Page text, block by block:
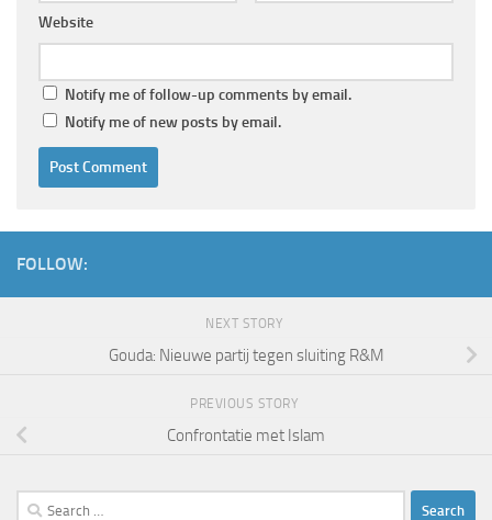
Website
Notify me of follow-up comments by email.
Notify me of new posts by email.
FOLLOW:
NEXT STORY
Gouda: Nieuwe partij tegen sluiting R&M
PREVIOUS STORY
Confrontatie met Islam
Search